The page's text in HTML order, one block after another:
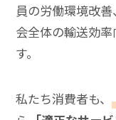
員の労働環境改
会全体の輸送効
す。
私たち消費者も、